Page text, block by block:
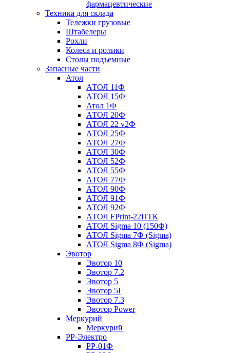
фармацевтические
Техника для склада
Тележки грузовые
Штабелеры
Рохли
Колеса и ролики
Столы подъемные
Запасные части
Атол
АТОЛ 11Ф
АТОЛ 15Ф
Атол 1Ф
АТОЛ 20Ф
АТОЛ 22 v2Ф
АТОЛ 25Ф
АТОЛ 27Ф
АТОЛ 30Ф
АТОЛ 52Ф
АТОЛ 55Ф
АТОЛ 77Ф
АТОЛ 90Ф
АТОЛ 91Ф
АТОЛ 92Ф
АТОЛ FPrint-22ПТК
АТОЛ Sigma 10 (150Ф)
АТОЛ Sigma 7Ф (Sigma)
АТОЛ Sigma 8Ф (Sigma)
Эвотор
Эвотор 10
Эвотор 7.2
Эвотор 5
Эвотор 5I
Эвотор 7.3
Эвотор Power
Меркурий
Меркурий
РР-Электро
РР-01Ф